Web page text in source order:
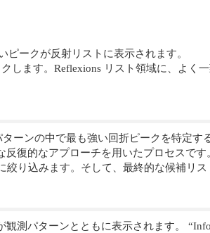
ークが反射リストに表示されます。
します。Reflexions リスト領域に、よく
ーンの中で最も強い回折ピークを特定
復的なアプローチを用いたプロセスで
り込みます。そして、最終的な候補リス
測パターンとともに表示されます。